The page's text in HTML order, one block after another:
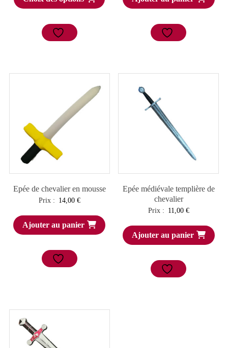
Epée de chevalier en mousse
Prix : 14,00 €
Ajouter au panier
Epée médiévale templière de
chevalier
Prix : 11,00 €
Ajouter au panier